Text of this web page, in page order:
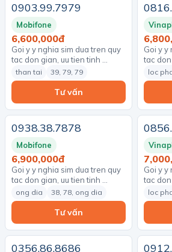
0903.99.7979
Mobifone
6,600,000đ
Goi y y nghia sim dua tren quy
tac don gian, uu tien tinh …
than tai 39, 79, 79
Tư vấn
Goi y y
tac don
loc
0938.38.7878
Mobifone
6,900,000đ
Goi y y nghia sim dua tren quy
tac don gian, uu tien tinh …
ong dia 38, 78, ong dia
Tư vấn
Goi y y
tac don
loc
0356.86.8686